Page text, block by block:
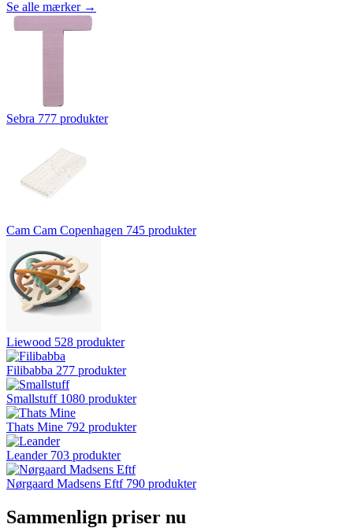
Se alle mærker →
Sebra 777 produkter
Cam Cam Copenhagen 745 produkter
Liewood 528 produkter
Filibabba 277 produkter
Smallstuff 1080 produkter
Thats Mine 792 produkter
Leander 703 produkter
Nørgaard Madsens Eftf 790 produkter
Sammenlign priser nu